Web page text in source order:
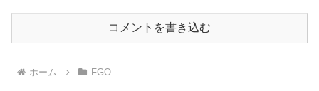
コメントを書き込む
ホーム FGO